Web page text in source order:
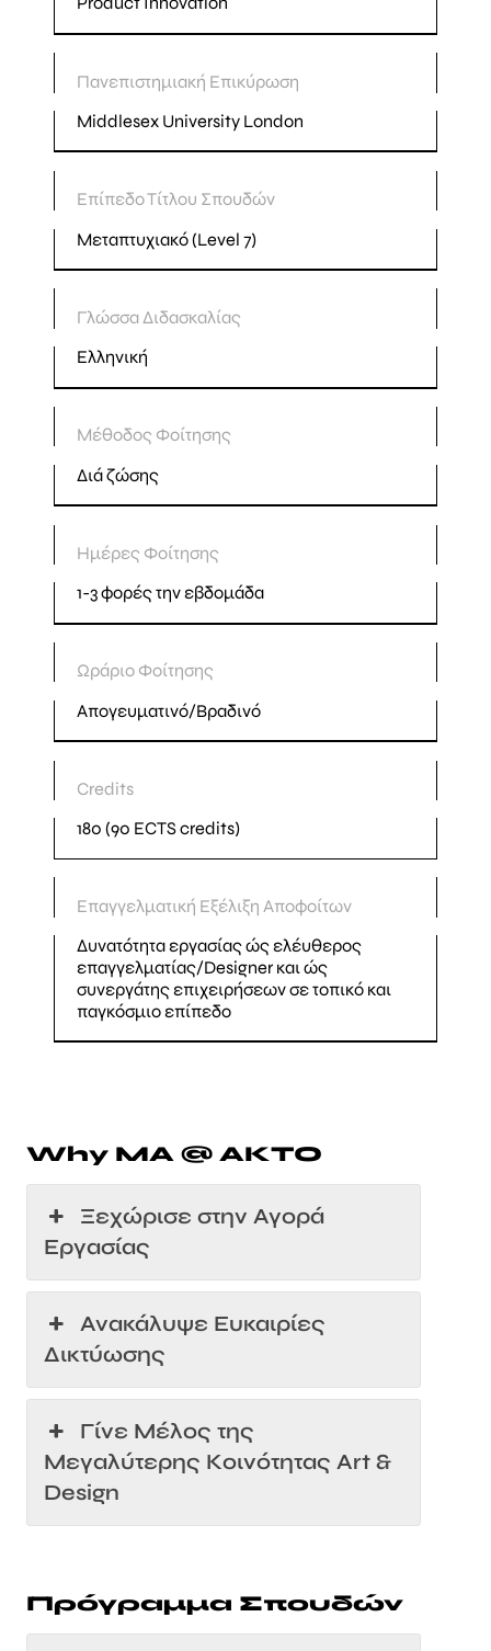
Πανεπιστημιακή Επικύρωση
Middlesex University London
Επίπεδο Τίτλου Σπουδών
Μεταπτυχιακό (Level 7)
Γλώσσα Διδασκαλίας
Ελληνική
Μέθοδος Φοίτησης
Διά ζώσης
Ημέρες Φοίτησης
1-3 φορές την εβδομάδα
Ωράριο Φοίτησης
Απογευματινό/Βραδινό
Credits
180 (90 ECTS credits)
Επαγγελματική Εξέλιξη Αποφοίτων
Δυνατότητα εργασίας ώς ελέυθερος
επαγγελματίας/Designer και ώς
συνεργάτης επιχειρήσεων σε τοπικό και
παγκόσμιο επίπεδο
Why ΜA @ AKTO
Ξεχώρισε στην Αγορά
Εργασίας
Ανακάλυψε Ευκαιρίες
Δικτύωσης
Γίνε Μέλος της
Μεγαλύτερης Κοινότητας Art &
Design
Πρόγραμμα Σπουδών